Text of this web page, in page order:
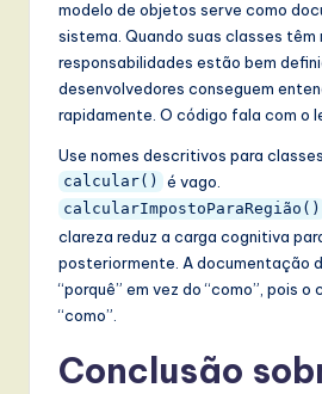
modelo de objetos serve como
sistema. Quando suas classes têm
responsabilidades estão bem
desenvolvedores conseguem
rapidamente. O código fala com o
Use nomes descritivos para
calcular() é vago.
calcularImpostoParaRegião()
clareza reduz a carga cognitiva
posteriormente. A documentação
“porquê” em vez do “como”, pois
“como”.
Conclusão